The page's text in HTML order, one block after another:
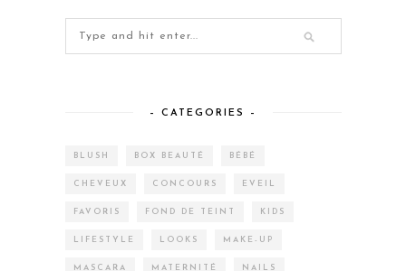
– CATEGORIES –
BLUSH BOX BEAUTÉ BÉBÉ
CHEVEUX CONCOURS EVEIL
FAVORIS FOND DE TEINT KIDS
LIFESTYLE LOOKS MAKE-UP
MASCARA MATERNITÉ NAILS